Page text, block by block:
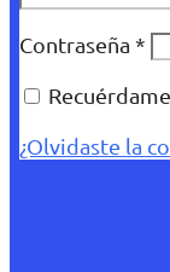
Contraseña *
Recuérdame
¿Olvidaste la